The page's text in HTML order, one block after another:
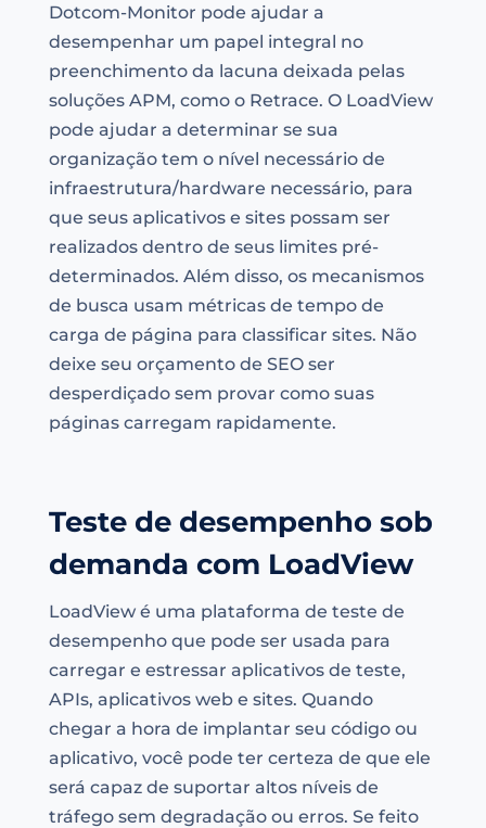
Dotcom-Monitor pode ajudar a
desempenhar um papel integral no
preenchimento da lacuna deixada pelas
soluções APM, como o Retrace. O LoadView
pode ajudar a determinar se sua
organização tem o nível necessário de
infraestrutura/hardware necessário, para
que seus aplicativos e sites possam ser
realizados dentro de seus limites pré-
determinados. Além disso, os mecanismos
de busca usam métricas de tempo de
carga de página para classificar sites. Não
deixe seu orçamento de SEO ser
desperdiçado sem provar como suas
páginas carregam rapidamente.
Teste de desempenho sob
demanda com LoadView
LoadView é uma plataforma de teste de
desempenho que pode ser usada para
carregar e estressar aplicativos de teste,
APIs, aplicativos web e sites. Quando
chegar a hora de implantar seu código ou
aplicativo, você pode ter certeza de que ele
será capaz de suportar altos níveis de
tráfego sem degradação ou erros. Se feito